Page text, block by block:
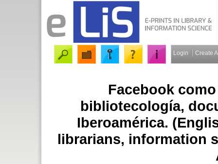
Login Create
Facebook
bibliotecología,
Iberoamérica.
librarians, information